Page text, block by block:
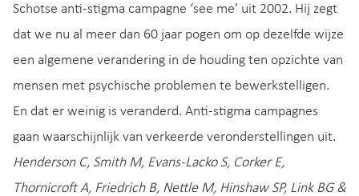
Schotse anti-stigma campagne ‘see me’ uit 2002. Hij zegt
dat we nu al meer dan 60 jaar pogen om op dezelfde wijze
een algemene verandering in de houding ten opzichte van
mensen met psychische problemen te bewerkstelligen.
En dat er weinig is veranderd. Anti-stigma campagnes
gaan waarschijnlijk van verkeerde veronderstellingen uit.
Henderson C, Smith M, Evans-Lacko S, Corker E,
Thornicroft A, Friedrich B, Nettle M, Hinshaw SP, Link BG &